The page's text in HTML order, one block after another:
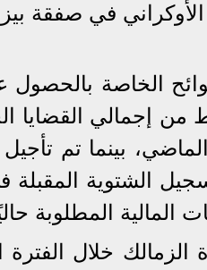
الأوكراني في صفقة
الخاصة بالحصول
من إجمالي القضايا
بينما تم
الشتوية المقبلة
المالية المطلوبة
الزمالك خلال الفترة